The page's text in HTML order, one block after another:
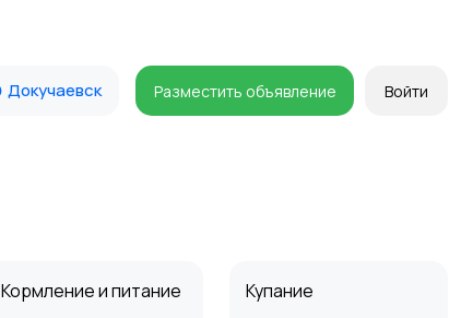
Докучаевск Разместить объявление Войти
Кормление и питание Купание